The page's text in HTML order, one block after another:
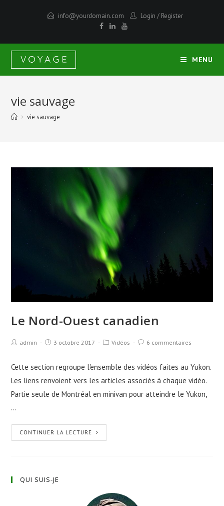
info@yourdomain.com Login / Register
MENU
vie sauvage
> vie sauvage
Le Nord-Ouest canadien
admin 3 octobre 2017 Vidéos 6 commentaires
Cette section regroupe l'ensemble des vidéos faites au Yukon.
Les liens renvoient vers les articles associés à chaque vidéo.
Partie seule de Montréal en minivan pour atteindre le Yukon,
…
CONTINUER LA LECTURE
QUI SUIS-JE